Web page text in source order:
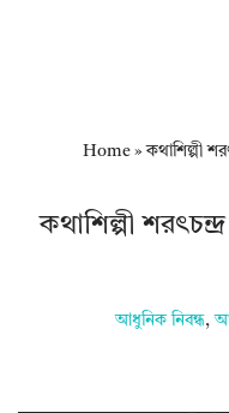
Home»কথাশিল্পী
কথাশিল্পী
আধুনিক নিবন্ধ,